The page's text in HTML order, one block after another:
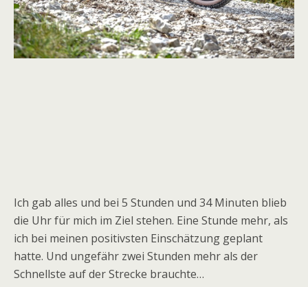
Ich gab alles und bei 5 Stunden und 34 Minuten blieb
die Uhr für mich im Ziel stehen. Eine Stunde mehr, als
ich bei meinen positivsten Einschätzung geplant
hatte. Und ungefähr zwei Stunden mehr als der
Schnellste auf der Strecke brauchte…